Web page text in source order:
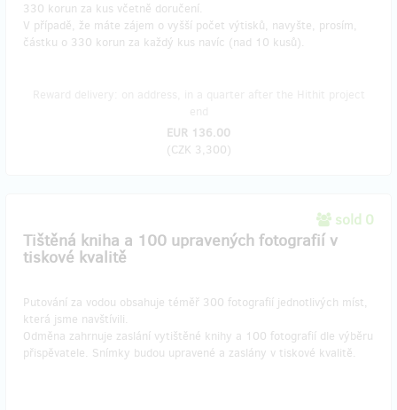
330 korun za kus včetně doručení.
V případě, že máte zájem o vyšší počet výtisků, navyšte, prosím,
částku o 330 korun za každý kus navíc (nad 10 kusů).
EUR 136.00
(CZK 3,300)
sold 0
Tištěná kniha a 100 upravených fotografií v
tiskové kvalitě
Putování za vodou obsahuje téměř 300 fotografií jednotlivých míst,
která jsme navštívili.
Odměna zahrnuje zaslání vytištěné knihy a 100 fotografií dle výběru
přispěvatele. Snímky budou upravené a zaslány v tiskové kvalitě.